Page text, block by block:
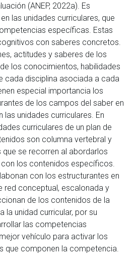
(ANEP, 2022a). Es
las unidades curriculares, que
específicas. Estas
con saberes concretos.
actitudes y saberes de los
los conocimientos, habilidades
cada disciplina asociada a cada
especial importancia los
de los campos del saber en
las unidades curriculares. En
curriculares de un plan de
son columna vertebral y
se recorren al abordarlos
los contenidos específicos.
con los estructurantes en
red conceptual, escalonada y
de los contenidos de la
la unidad curricular, por su
las competencias
vehículo para activar los
que componen la competencia.